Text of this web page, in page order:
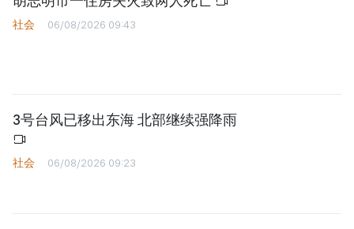
社会 06/08/2026 09:43
3号台风已移出东海 北部继续强降雨
社会 06/08/2026 09:23